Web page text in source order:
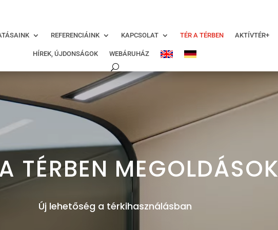
REFERENCIÁINK KAPCSOLAT TÉR A TÉRBEN AKTÍVTÉR+
HÍREK, ÚJDONSÁGOK WEBÁRUHÁZ
TÉRBEN MEGOLDÁSOK
Új lehetőség a térkihasználásban